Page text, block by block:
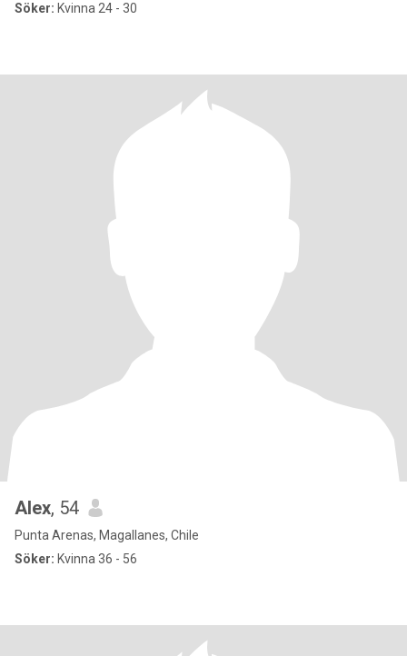
Söker: Kvinna 24 - 30
Alex, 54
Punta Arenas, Magallanes, Chile
Söker: Kvinna 36 - 56